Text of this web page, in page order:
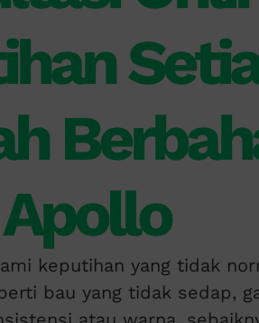
keputihan yang tidak
bau yang tidak sedap,